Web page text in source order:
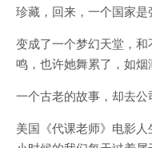
珍藏，回来，一个国家是
变成了一个梦幻天堂，
鸣，也许她舞累了，如烟
一个古老的故事，却去公
美国《代课老师》电影